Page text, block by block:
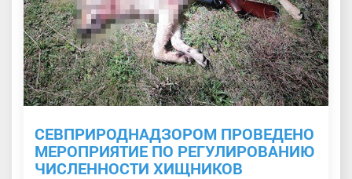
СЕВПРИРОДНАДЗОРОМ ПРОВЕДЕНО
МЕРОПРИЯТИЕ ПО РЕГУЛИРОВАНИЮ
ЧИСЛЕННОСТИ ХИЩНИКОВ